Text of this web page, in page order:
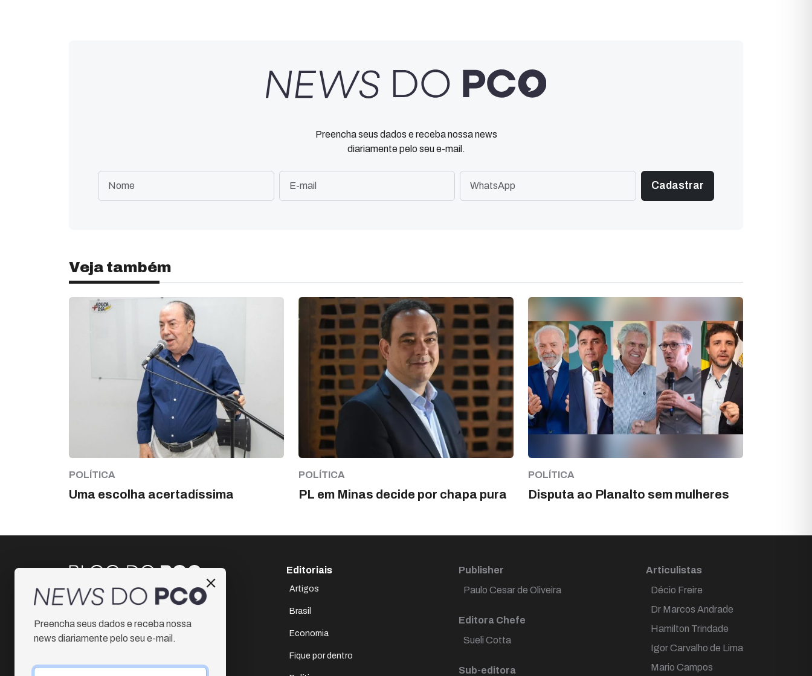
Preencha seus dados e receba nossa news
diariamente pelo seu e-mail.
Veja também
POLÍTICA
Uma escolha acertadíssima
POLÍTICA
PL em Minas decide por chapa pura
POLÍTICA
Disputa ao Planalto sem mulheres
Instagram
Facebook
Editoriais
Artigos
Brasil
Economia
Fique por dentro
Publisher
Paulo Cesar de Oliveira
Editora Chefe
Sueli Cotta
Sub-editora
Articulistas
Décio Freire
Dr Marcos Andrade
Hamilton Trindade
Igor Carvalho de Lima
Mario Campos
Preencha seus dados e receba nossa
news diariamente pelo seu e-mail.